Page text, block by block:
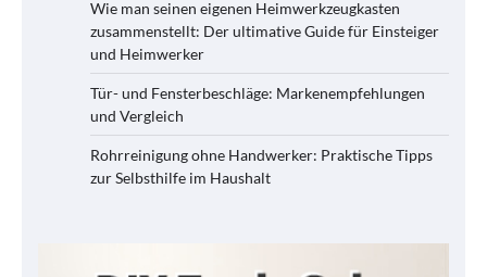
Wie man seinen eigenen Heimwerkzeugkasten
zusammenstellt: Der ultimative Guide für Einsteiger
und Heimwerker
Tür- und Fensterbeschläge: Markenempfehlungen
und Vergleich
Rohrreinigung ohne Handwerker: Praktische Tipps
zur Selbsthilfe im Haushalt